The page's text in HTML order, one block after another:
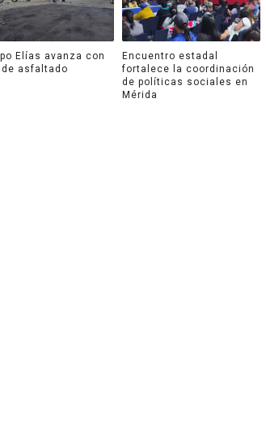
Elías avanza con
de asfaltado
Encuentro estadal
fortalece la coordinación
de políticas sociales en
Mérida